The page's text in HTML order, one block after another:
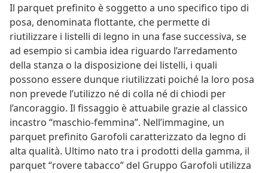
Il parquet prefinito è soggetto a uno specifico tipo di
posa, denominata flottante, che permette di
riutilizzare i listelli di legno in una fase successiva, se
ad esempio si cambia idea riguardo l’arredamento
della stanza o la disposizione dei listelli, i quali
possono essere dunque riutilizzati poiché la loro posa
non prevede l’utilizzo né di colla né di chiodi per
l’ancoraggio. Il fissaggio è attuabile grazie al classico
incastro “maschio-femmina”. Nell’immagine, un
parquet prefinito Garofoli caratterizzato da legno di
alta qualità. Ultimo nato tra i prodotti della gamma, il
parquet “rovere tabacco” del Gruppo Garofoli utilizza